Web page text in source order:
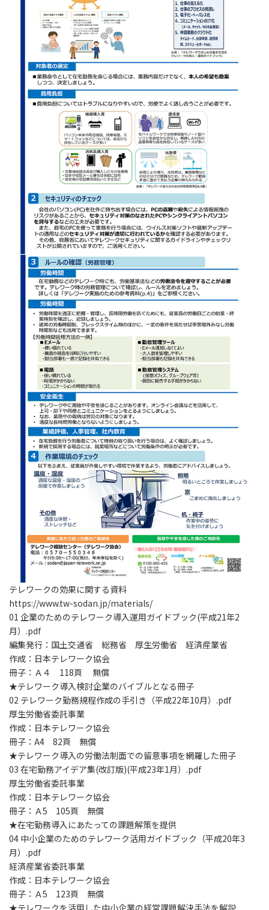
テレワークの効果に関する資料
https://www.tw-sodan.jp/materials/
01 企業のためのテレワーク導入運用ガイドブック(平成21年2
月）.pdf
編集発行：国土交通省 総務省 厚生労働省 経済産業省
作成：日本テレワーク協会
冊子：Ａ４ 118頁 無償
★テレワーク導入検討企業のバイブルとなる冊子
02 テレワーク勤務規程作成の手引き（平成22年10月）.pdf
厚生労働省委託事業
作成：日本テレワーク協会
冊子：A4 82頁 無償
★テレワーク導入の労働法制面での留意事項を網羅した冊子
03 在宅勤務アイデア集(改訂版)(平成23年1月）.pdf
厚生労働省委託事業
作成：日本テレワーク協会
冊子：Ａ5 105頁 無償
★在宅勤務導入にあたっての課題解策を提供
04 中小企業のためのテレワーク活用ガイドブック（平成20年3
月）.pdf
経済産業省委託事業
作成：日本テレワーク協会
冊子：Ａ5 123頁 無償